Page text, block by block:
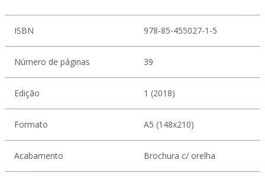
ISBN 978-85-455027-1-5
Número de páginas 39
Edição 1 (2018)
Formato A5 (148x210)
Acabamento Brochura c/ orelha